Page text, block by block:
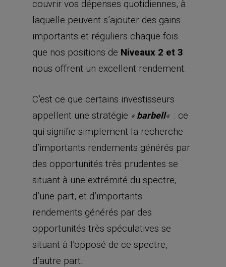
couvrir vos dépenses quotidiennes, à
laquelle peuvent s’ajouter des gains
importants et réguliers chaque fois
que nos positions de Niveaux 2 et 3
nous offrent un excellent rendement.
C’est ce que certains investisseurs
appellent une stratégie «barbell« : ce
qui signifie simplement la recherche
d’importants rendements générés par
des opportunités très prudentes se
situant à une extrémité du spectre,
d’une part, et d’importants
rendements générés par des
opportunités très spéculatives se
situant à l’opposé de ce spectre,
d’autre part.